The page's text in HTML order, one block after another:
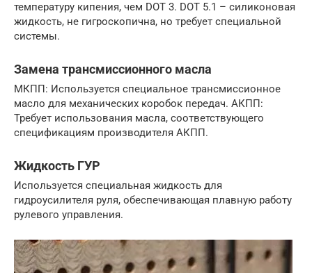
температуру кипения, чем DOT 3. DOT 5.1 – силиконовая
жидкость, не гигроскопична, но требует специальной
системы.
Замена трансмиссионного масла
МКПП: Используется специальное трансмиссионное
масло для механических коробок передач. АКПП:
Требует использования масла, соответствующего
спецификациям производителя АКПП.
Жидкость ГУР
Используется специальная жидкость для
гидроусилителя руля, обеспечивающая плавную работу
рулевого управления.